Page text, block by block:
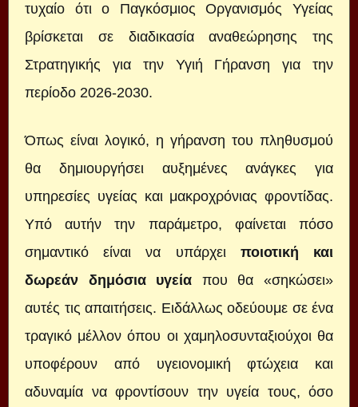
τυχαίο ότι ο Παγκόσμιος Οργανισμός Υγείας
βρίσκεται σε διαδικασία αναθεώρησης της
Στρατηγικής για την Υγιή Γήρανση για την
περίοδο 2026-2030.
Όπως είναι λογικό, η γήρανση του πληθυσμού
θα δημιουργήσει αυξημένες ανάγκες για
υπηρεσίες υγείας και μακροχρόνιας φροντίδας.
Υπό αυτήν την παράμετρο, φαίνεται πόσο
σημαντικό είναι να υπάρχει ποιοτική και
δωρεάν δημόσια υγεία που θα «σηκώσει»
αυτές τις απαιτήσεις. Ειδάλλως οδεύουμε σε ένα
τραγικό μέλλον όπου οι χαμηλοσυνταξιούχοι θα
υποφέρουν από υγειονομική φτώχεια και
αδυναμία να φροντίσουν την υγεία τους, όσο